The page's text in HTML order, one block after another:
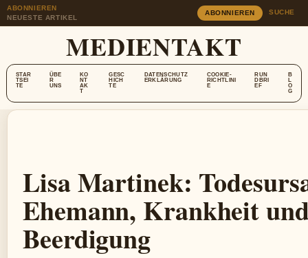
ABONNIEREN
NEUESTE ARTIKEL
ABONNIEREN SUCHE
MEDIENTAKT
STAR
TSEI
TE
ÜBE
R
UNS
KO
NT
AK
T
GESC
HICH
TE
DATENSCHUTZ
ERKLÄRUNG
COOKIE-
RICHTLINI
E
RUN
DBRI
EF
B
L
O
G
Lisa Martinek:
Ehemann, Krankheit
Beerdigung